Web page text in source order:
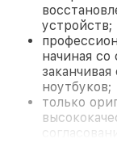
устройств;
начиная
ноутбуков;
только